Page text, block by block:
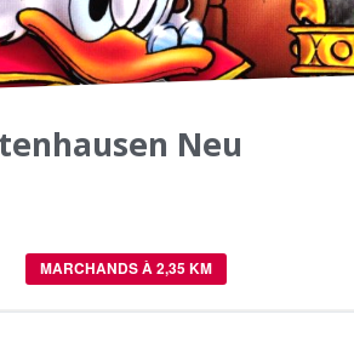
Neu
MARCHANDS À 2,35 KM